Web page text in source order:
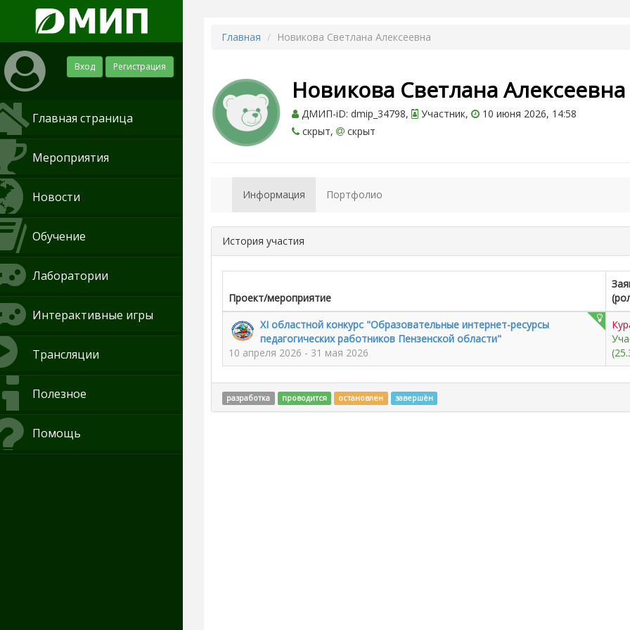
Вход Регистрация
Главная страница
Мероприятия
Новости
Обучение
Лаборатории
Интерактивные игры
Трансляции
Полезное
Помощь
Главная Новикова Светлана Алексеевна
Новикова Светлана Алексеевна
ДМИП-iD: dmip_34798, Участник,
10 июня 2026, 14:58
скрыт,
скрыт
Информация Портфолио
История участия
Проект/мероприятие
XI областной конкурс "Образовательные интернет-ресурсы
педагогических работников Пензенской области"
10 апреля 2026 - 31 мая 2026
разработка проводится остановлен завершён